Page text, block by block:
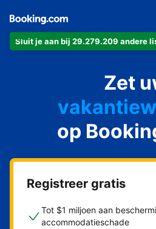
Sluit je aan bij 29.279.209 andere
Zet
bed &
op
Registreer gratis
Tot $1 miljoen aan
accommodatieschade